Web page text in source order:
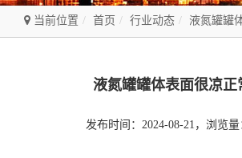
当前位置 首页 行业动态 液氮罐罐
液氮罐罐体表面很凉正
发布时间：2024-08-21，浏览量